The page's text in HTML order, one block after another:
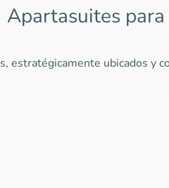
Apartasuites
estratégicamente ubicados y